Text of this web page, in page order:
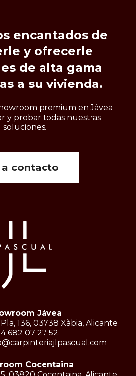
encantados de
y ofrecerle
de alta gama
a su vivienda.
premium en Jávea
y probar todas nuestras
soluciones.
a contacto
Jávea
136, 03738 Xàbia, Alicante
682 07 27 52
Cocentaina